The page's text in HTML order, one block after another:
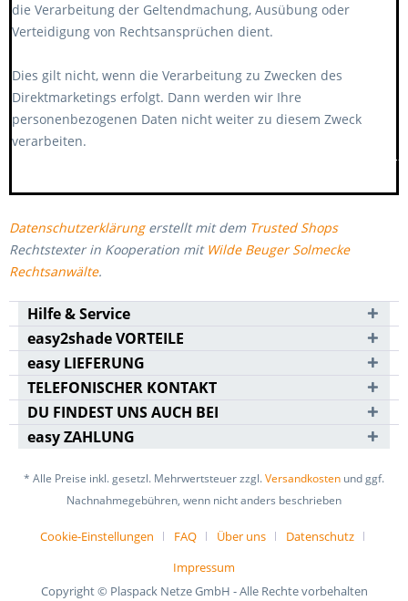
die Verarbeitung der Geltendmachung, Ausübung oder
Verteidigung von Rechtsansprüchen dient.
Dies gilt nicht, wenn die Verarbeitung zu Zwecken des
Direktmarketings erfolgt. Dann werden wir Ihre
personenbezogenen Daten nicht weiter zu diesem Zweck
verarbeiten.
Datenschutzerklärungerstellt mit dem Trusted Shops
Rechtstexter in Kooperation mit Wilde Beuger Solmecke
Rechtsanwälte.
Hilfe & Service
easy2shade VORTEILE
easy LIEFERUNG
TELEFONISCHER KONTAKT
DU FINDEST UNS AUCH BEI
easy ZAHLUNG
* Alle Preise inkl. gesetzl. Mehrwertsteuer zzgl.Versandkosten und ggf.
Nachnahmegebühren, wenn nicht anders beschrieben
Cookie-Einstellungen FAQ Über uns
Datenschutz
Impressum
Copyright © Plaspack Netze GmbH - Alle Rechte vorbehalten